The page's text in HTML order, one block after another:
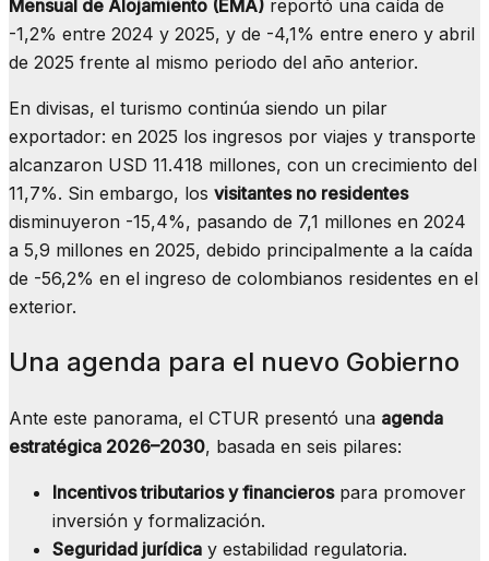
Mensual de Alojamiento (EMA) reportó una caída de
-1,2% entre 2024 y 2025, y de -4,1% entre enero y abril
de 2025 frente al mismo periodo del año anterior.
En divisas, el turismo continúa siendo un pilar
exportador: en 2025 los ingresos por viajes y transporte
alcanzaron USD 11.418 millones, con un crecimiento del
11,7%. Sin embargo, los visitantes no residentes
disminuyeron -15,4%, pasando de 7,1 millones en 2024
a 5,9 millones en 2025, debido principalmente a la caída
de -56,2% en el ingreso de colombianos residentes en el
exterior.
Una agenda para el nuevo Gobierno
Ante este panorama, el CTUR presentó una agenda
estratégica 2026–2030, basada en seis pilares:
Incentivos tributarios y financierospara promover
inversión y formalización.
Seguridad jurídica y estabilidad regulatoria.